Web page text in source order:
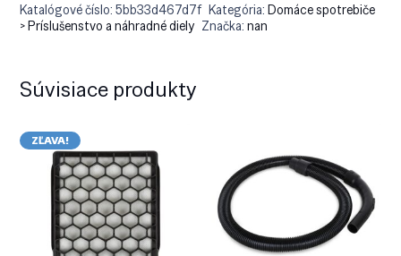
Katalógové číslo:5bb33d467d7f Kategória:Domáce spotrebiče
> Príslušenstvo a náhradné diely Značka:nan
Súvisiace produkty
ZĽAVA!